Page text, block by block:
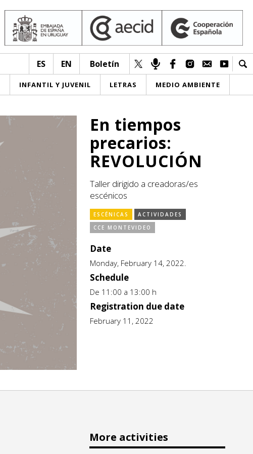
ES EN Boletín
INFANTIL Y JUVENIL LETRAS MEDIO AMBIENTE
En tiempos
precarios:
REVOLUCIÓN
Taller dirigido a creadoras/es
escénicos
ESCÉNICAS
ACTIVIDADES
CCE MONTEVIDEO
Date
Monday, February 14, 2022.
Schedule
De 11:00 a 13:00 h
Registration due date
February 11, 2022
More activities